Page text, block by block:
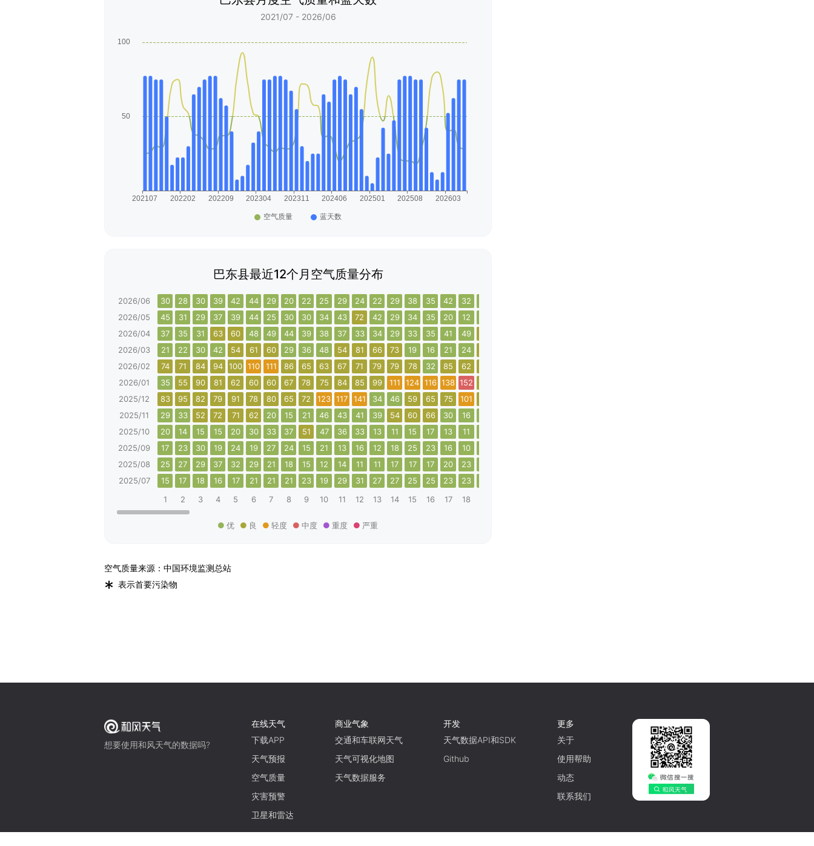
2021/07 - 2026/06
巴东县最近12个月空气质量分布
2026/06 30 28 30 39 42 44 29 20 22 25 29 24 22 29 38 35 42 32
2026/05
45 31 29 37 39 44 25 30 30 34 43 72 42 29 34 35 20 12
2026/04
37 35 31 63 60 48 49 44 39 38 37 33 34 29 33 35 41 49
2026/03
21 22 30 42 54 61 60 29 36 48 54 81 66 73 19 16 21 24
2026/02
74 71 84 94 100 110 111 86 65 63 67 71 79 79 78 32 85 62
2026/01
35 55 90 81 62 60 60 67 78 75 84 85 99 111 124 116 138 152
2025/12
83 95 82 79 91 78 80 65 72 123 117 141 34 46 59 65 75 101
2025/11
29 33 52 72 71 62 20 15 21 46 43 41 39 54 60 66 30 16
2025/10
20 14 15 15 20 30 33 37 51 47 36 33 13 11 15 17 13 11
2025/09
17 23 30 19 24 19 27 24 15 21 13 16 12 18 25 23 16 10
2025/08
25 27 29 37 32 29 21 18 15 12 14 11 11 17 17 17 20 23
2025/07
15 17 18 16 17 21 21 21 23 19 29 31 27 27 25 25 23 23
1
2 3 4 5 6 7 8 9 10 11 12 13 14 15 16 17 18
优 良 轻度 中度 重度 严重
空气质量来源：中国环境监测总站
* 表示首要污染物
想要使用和风天气的数据吗?
在线天气
下载APP
天气预报
空气质量
灾害预警
卫星和雷达
商业气象
交通和车联网天气
天气可视化地图
天气数据服务
开发
天气数据API和SDK
Github
更多
关于
使用帮助
动态
联系我们